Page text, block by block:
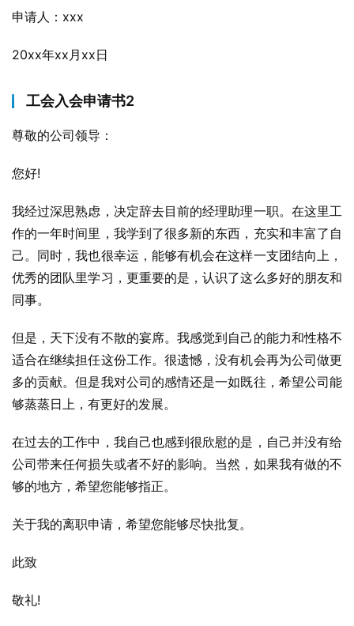
申请人：xxx
20xx年xx月xx日
工会入会申请书2
尊敬的公司领导：
您好!
我经过深思熟虑，决定辞去目前的经理助理一职。在这里工
作的一年时间里，我学到了很多新的东西，充实和丰富了自
己。同时，我也很幸运，能够有机会在这样一支团结向上，
优秀的团队里学习，更重要的是，认识了这么多好的朋友和
同事。
但是，天下没有不散的宴席。我感觉到自己的能力和性格不
适合在继续担任这份工作。很遗憾，没有机会再为公司做更
多的贡献。但是我对公司的感情还是一如既往，希望公司能
够蒸蒸日上，有更好的发展。
在过去的工作中，我自己也感到很欣慰的是，自己并没有给
公司带来任何损失或者不好的影响。当然，如果我有做的不
够的地方，希望您能够指正。
关于我的离职申请，希望您能够尽快批复。
此致
敬礼!